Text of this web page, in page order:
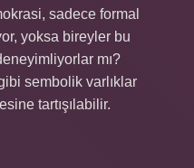
sadece formal
yoksa bireyler bu
mı?
sembolik varlıklar
tartışılabilir.